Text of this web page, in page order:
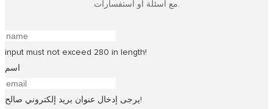
input must not exceed 280 in length!
اسم
يرجى إدخال عنوان بريد إلكتروني صالح!